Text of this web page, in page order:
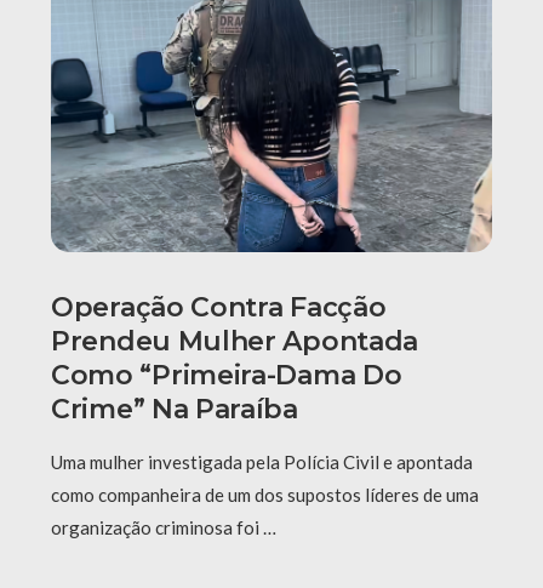
Operação Contra Facção
Prendeu Mulher Apontada
Como “primeira-Dama Do
Crime” Na Paraíba
Uma mulher investigada pela Polícia Civil e apontada
como companheira de um dos supostos líderes de uma
organização criminosa foi …